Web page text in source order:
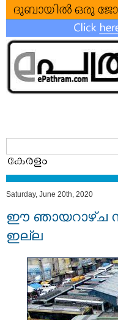
Saturday, June 20th, 2020
ഈ ഞായറാഴ്ച
ഇല്ല